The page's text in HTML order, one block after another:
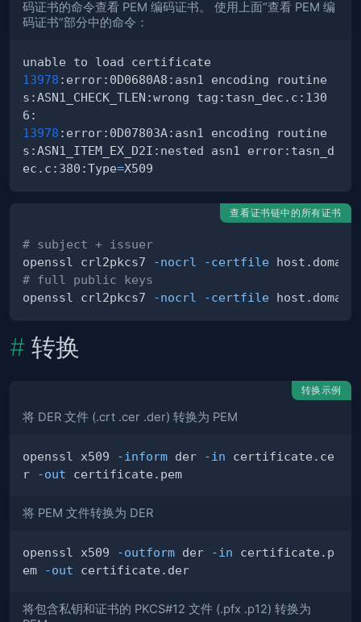
码证书的命令查看 PEM 编码证书。 使用上面“查看 PEM 编
码证书”部分中的命令：
13978 :error:0D0680A8:asn1 encoding routine
s:ASN1_CHECK_TLEN:wrong tag:tasn_dec.c:130
13978 :error:0D07803A:asn1 encoding routine
s:ASN1_ITEM_EX_D2I:nested asn1 error:tasn_d
ec.c:380:Type=
查看证书链中的所有证书
# subject + issuer
openssl crl2pkcs7
-nocrl -certfile
# full public keys
openssl crl2pkcs7
-nocrl -certfile
转换
转换示例
将 DER 文件 (.crt .cer .der) 转换为 PEM
openssl x509 -inform der -in certificate.ce
r
-out
将 PEM 文件转换为 DER
openssl x509 -outform der -in certificate.p
em
-out
将包含私钥和证书的 PKCS#12 文件 (.pfx .p12) 转换为